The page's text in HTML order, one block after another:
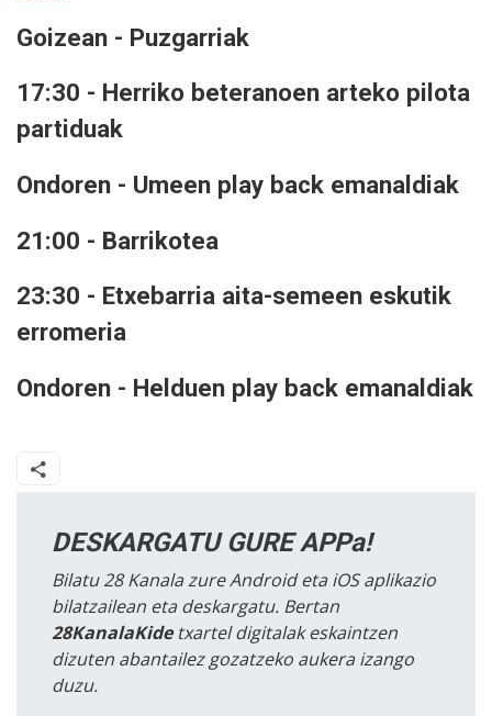
Goizean - Puzgarriak
17:30 - Herriko beteranoen arteko pilota
partiduak
Ondoren - Umeen play back emanaldiak
21:00 - Barrikotea
23:30 - Etxebarria aita-semeen eskutik
erromeria
Ondoren - Helduen play back emanaldiak
DESKARGATU GURE APPa!
Bilatu 28 Kanala zure Android eta iOS aplikazio
bilatzailean eta deskargatu. Bertan
28KanalaKidetxartel digitalak eskaintzen
dizuten abantailez gozatzeko aukera izango
duzu.